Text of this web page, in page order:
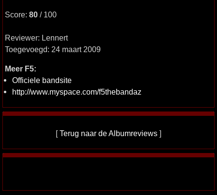
Score: 80 / 100
Reviewer: Lennert
Toegevoegd: 24 maart 2009
Meer F5:
Officiele bandsite
http://www.myspace.com/f5thebandaz
[Terug naar de Albumreviews ]